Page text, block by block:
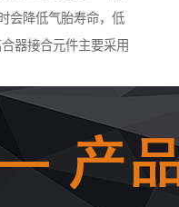
会降低气胎寿命，低
器接合元件主要采用